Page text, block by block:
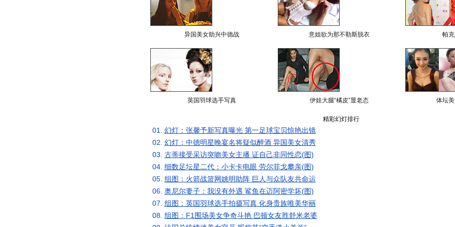
异国美女助兴中德战 意姐欲为那不勒斯脱衣 帕
英国羽球选手写真 伊娃大腿“橘皮”显老态 体坛
精彩幻灯排行
01. 幻灯：张馨予新写真曝光 第一足球宝贝惊艳出镜
02. 幻灯：中德明星晚宴名将疑似醉酒 异国美女清秀
03. 古蒂接受采访突吻美女主播 证自己非同性恋(图)
04. 细数足坛星二代：小卡卡电眼 劳尔菲戈攀亲(图)
05. 组图：火箭战篮网姚明助阵 巨人与众队友共命运
06. 奥尼尔妻子：我没有外遇 鲨鱼在迈阿密学坏(图)
07. 组图：英国羽球选手拍摄写真 化身贵族唯美华丽
08. 组图：F1围场美女争奇斗艳 巴顿女友胜舒米老婆